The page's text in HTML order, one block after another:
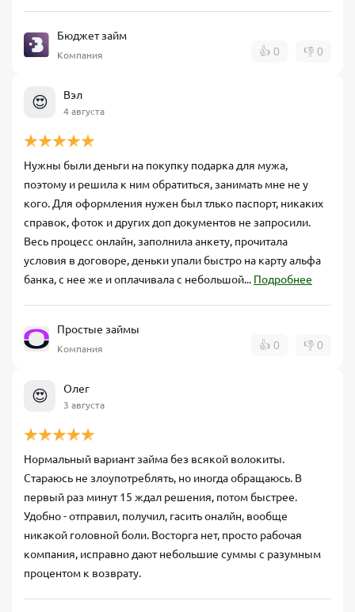
Бюджет займ
Компания 👍 0 👎 0
😍 Вэл
4 августа
Нужны были деньги на покупку подарка для мужа,
поэтому и решила к ним обратиться, занимать мне не у
кого. Для оформления нужен был тлько паспорт, никаких
справок, фоток и других доп документов не запросили.
Весь процесс онлайн, заполнила анкету, прочитала
условия в договоре, деньки упали быстро на карту альфа
банка, с нее же и оплачивала с небольшой... Подробнее
Простые займы
Компания 👍 0 👎 0
😍 Олег
3 августа
Нормальный вариант займа без всякой волокиты.
Стараюсь не злоупотреблять, но иногда обращаюсь. В
первый раз минут 15 ждал решения, потом быстрее.
Удобно - отправил, получил, гасить оналйн, вообще
никакой головной боли. Восторга нет, просто рабочая
компания, исправно дают небольшие суммы с разумным
процентом к возврату.